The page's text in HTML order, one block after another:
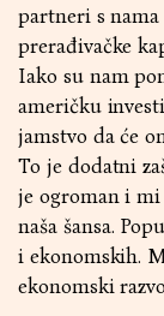
partneri s
prerađivačke
Iako su nam
američku
jamstvo da će
To je dodatni
je ogroman i
naša šansa.
i ekonomskih.
ekonomski